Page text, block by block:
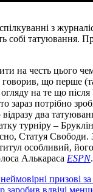
з
собі татуювання.
на честь цього
що перше
на те що
зараз потрібно
два
турніру –
Статуя
особливий,
Алькараса ESPN.
призові